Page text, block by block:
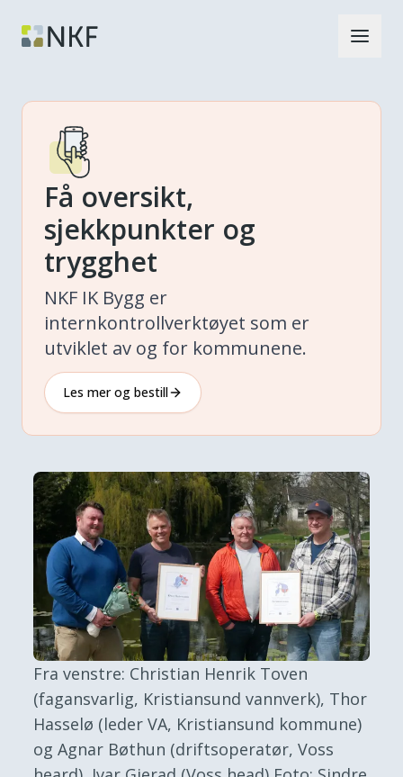
Få oversikt,
sjekkpunkter og
trygghet
NKF IK Bygg er
internkontrollverktøyet som er
utviklet av og for kommunene.
Les mer og bestill
Fra venstre: Christian Henrik Toven
(fagansvarlig, Kristiansund vannverk), Thor
Hasselø (leder VA, Kristiansund kommune)
og Agnar Bøthun (driftsoperatør, Voss